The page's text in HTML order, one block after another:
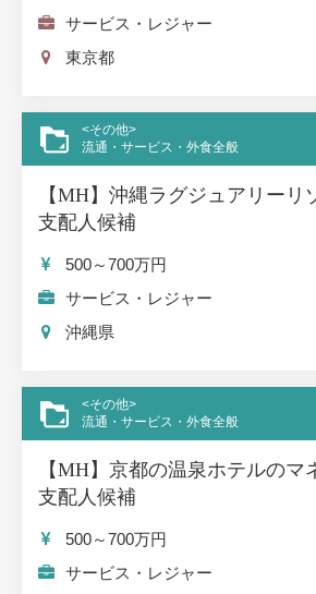
サービス・レジャー
東京都
<その他>
流通・サービス・外食全般
【MH】沖縄ラグジュアリーリ
支配人候補
500～700万円
サービス・レジャー
沖縄県
<その他>
流通・サービス・外食全般
【MH】京都の温泉ホテルのマ
支配人候補
500～700万円
サービス・レジャー